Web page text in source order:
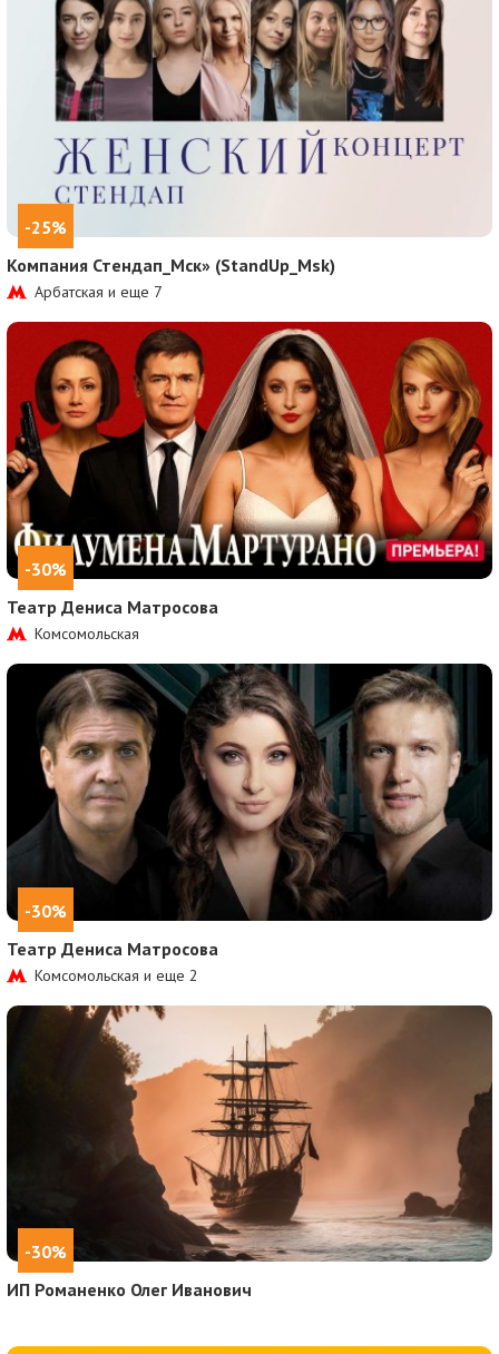
-25%
Компания Стендап_Мск» (StandUp_Msk)
Арбатская и еще 7
-30%
Театр Дениса Матросова
Комсомольская
-30%
Театр Дениса Матросова
Комсомольская и еще 2
-30%
ИП Романенко Олег Иванович